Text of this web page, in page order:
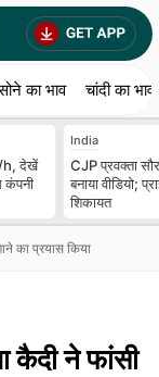
का भाव चांदी का भाव
h, देखें
कंपनी
India
CJP प्रवक्ता
बनाया वीडियो;
शिकायत
का प्रयास किया
कैदी ने फांसी